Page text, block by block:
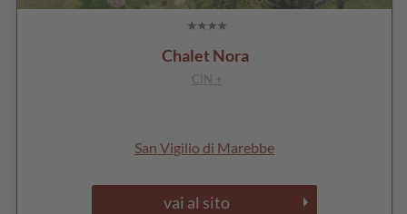
Chalet Nora
CIN +
San Vigilio di Marebbe
vai al sito